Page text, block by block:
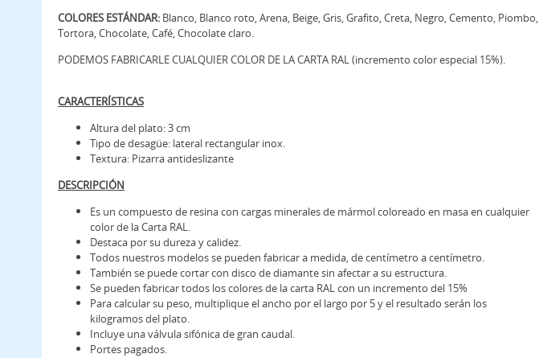
COLORES ESTÁNDAR: Blanco, Blanco roto, Arena, Beige, Gris, Grafito, Creta, Negro, Cemento, Piombo,
Tortora, Chocolate, Café, Chocolate claro.
PODEMOS FABRICARLE CUALQUIER COLOR DE LA CARTA RAL (incremento color especial 15%).
CARACTERÍSTICAS
Altura del plato: 3 cm
Tipo de desagüe: lateral rectangular inox.
Textura: Pizarra antideslizante
DESCRIPCIÓN
Es un compuesto de resina con cargas minerales de mármol coloreado en masa en cualquier
color de la Carta RAL.
Destaca por su dureza y calidez.
Todos nuestros modelos se pueden fabricar a medida, de centímetro a centímetro.
También se puede cortar con disco de diamante sin afectar a su estructura.
Se pueden fabricar todos los colores de la carta RAL con un incremento del 15%
Para calcular su peso, multiplique el ancho por el largo por 5 y el resultado serán los
kilogramos del plato.
Incluye una válvula sifónica de gran caudal.
Portes pagados.